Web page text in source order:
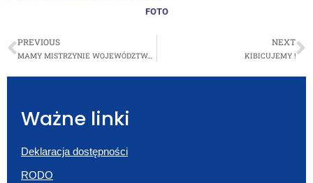
FOTO
PREVIOUS
MAMY MISTRZYNIE WOJEWÓDZTWA MAŁOPOLSKIEGO
NEXT
KIBICUJEMY !
Ważne linki
Deklaracja dostępności
RODO